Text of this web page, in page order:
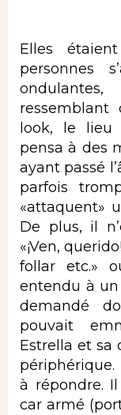
Elles
personnes
ressemblant
look, le lieu
pensa à des
ayant passé
parfois
«attaquent»
De plus, il
«¡Ven,
follar etc.»
entendu à
demandé
pouvait
Estrella et sa
périphérique.
à répondre.
car armé